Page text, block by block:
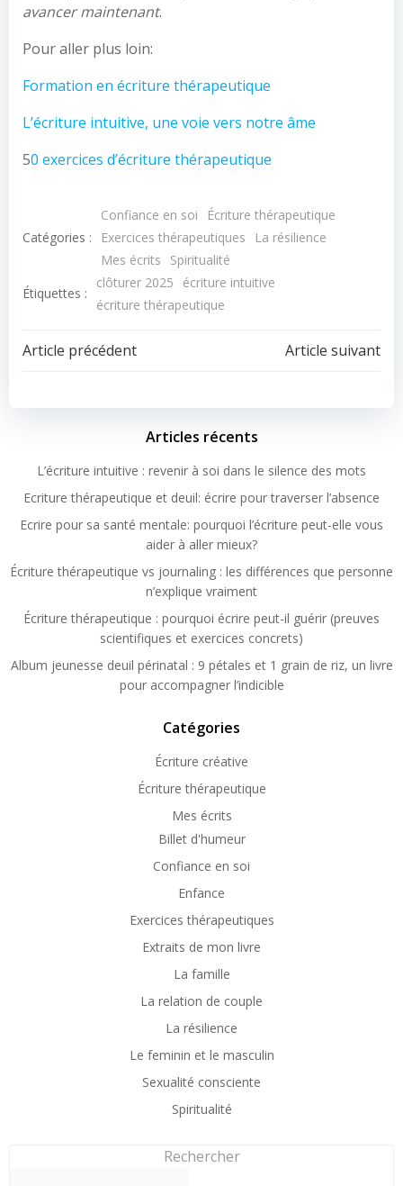
avancer maintenant.
Pour aller plus loin:
Formation en écriture thérapeutique
L’écriture intuitive, une voie vers notre âme
50 exercices d’écriture thérapeutique
Catégories :
Confiance en soi
Écriture thérapeutique
Exercices thérapeutiques
La résilience
Mes écrits
Spiritualité
Étiquettes :
clôturer 2025
écriture intuitive
écriture thérapeutique
Article précédent Article suivant
Articles récents
L’écriture intuitive : revenir à soi dans le silence des mots
Ecriture thérapeutique et deuil: écrire pour traverser l’absence
Ecrire pour sa santé mentale: pourquoi l’écriture peut-elle vous
aider à aller mieux?
Écriture thérapeutique vs journaling : les différences que personne
n’explique vraiment
Écriture thérapeutique : pourquoi écrire peut-il guérir (preuves
scientifiques et exercices concrets)
Album jeunesse deuil périnatal : 9 pétales et 1 grain de riz, un livre
pour accompagner l’indicible
Catégories
Écriture créative
Écriture thérapeutique
Mes écrits
Billet d'humeur
Confiance en soi
Enfance
Exercices thérapeutiques
Extraits de mon livre
La famille
La relation de couple
La résilience
Le feminin et le masculin
Sexualité consciente
Spiritualité
Rechercher